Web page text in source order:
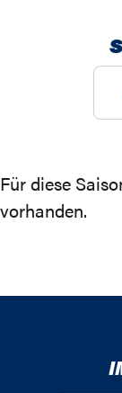
Für diese
vorhanden.